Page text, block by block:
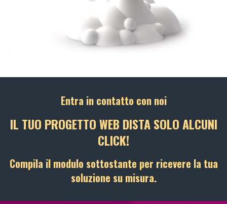
Entra in contatto con noi
IL TUO PROGETTO WEB DISTA SOLO ALCUNI
CLICK!
Compila il modulo sottostante per ricevere la tua
soluzione su misura.